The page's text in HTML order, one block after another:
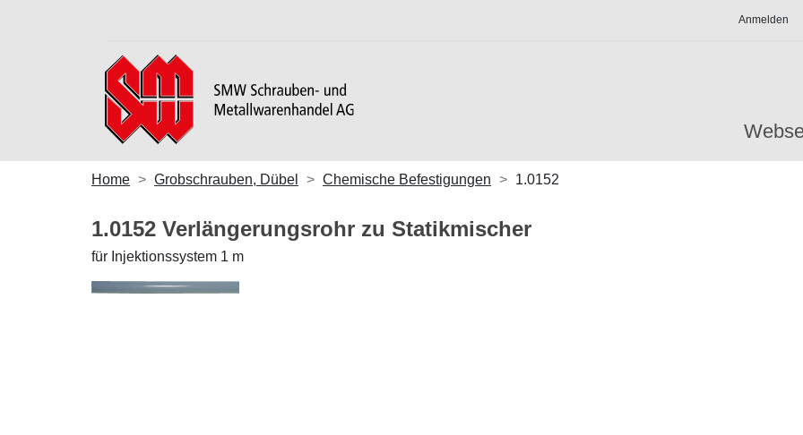
Anmelden
Home Grobschrauben, Dübel Chemische Befestigungen 1.0152
1.0152 Verlängerungsrohr zu Statikmischer
für Injektionssystem 1 m